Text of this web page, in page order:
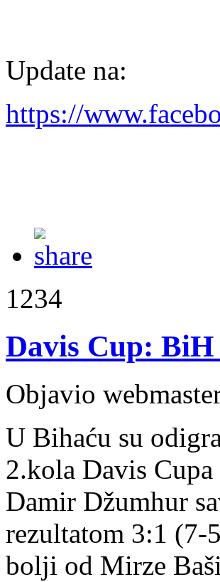
Update na:
https://
1234
Davis Cup:
Objavio
U Bihaću su
2.kola Davis
Damir Džumhur
rezultatom 3:1 (7-
bolji od Mirze